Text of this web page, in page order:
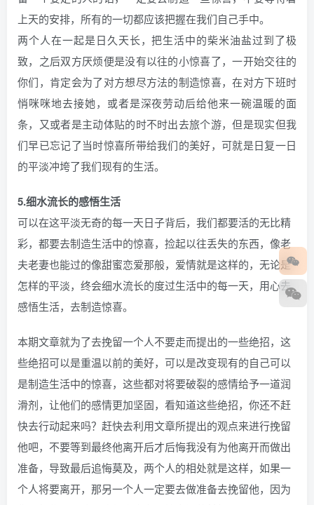
上天的安排，所有的一切都应该把握在我们自己手中。
两个人在一起是日久天长，把生活中的柴米油盐过到了极
致，之后双方厌烦便是没有以往的小惊喜了，一开始交往的
你们，肯定会为了对方想尽方法的制造惊喜，在对方下班时
悄咪咪地去接她，或者是深夜劳动后给他来一碗温暖的面
条，又或者是主动体贴的时不时出去旅个游，但是现实但我
们早已忘记了当时惊喜所带给我们的美好，可就是日复一日
的平淡冲垮了我们现有的生活。
5.细水流长的感悟生活
可以在这平淡无奇的每一天日子背后，我们都要活的无比精
彩，都要去制造生活中的惊喜，捡起以往丢失的东西，像老
夫老妻也能过的像甜蜜恋爱那般，爱情就是这样的，无论是
怎样的平淡，终会细水流长的度过生活中的每一天，用心去
感悟生活，去制造惊喜。
本期文章就为了去挽留一个人不要走而提出的一些绝招，这
些绝招可以是重温以前的美好，可以是改变现有的自己可以
是制造生活中的惊喜，这些都对将要破裂的感情给予一道润
滑剂，让他们的感情更加坚固，看知道这些绝招，你还不赶
快去行动起来吗？赶快去利用文章所提出的观点来进行挽留
他吧，不要等到最终他离开后才后悔我没有为他离开而做出
准备，导致最后追悔莫及，两个人的相处就是这样，如果一
个人将要离开，那另一个人一定要去做准备去挽留他，因为